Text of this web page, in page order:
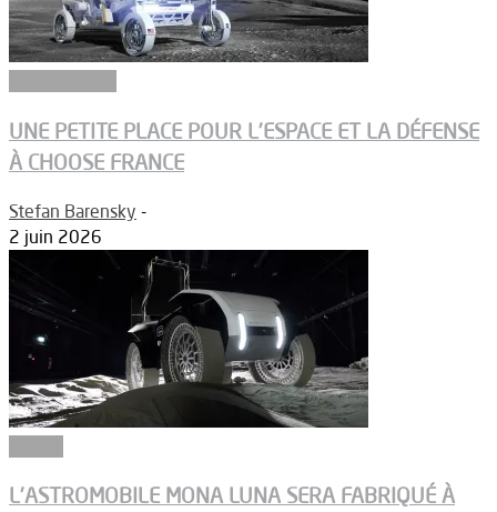
UNE PETITE PLACE POUR L’ESPACE ET LA DÉFENSE
À CHOOSE FRANCE
Stefan Barensky -
2 juin 2026
L’ASTROMOBILE MONA LUNA SERA FABRIQUÉ À